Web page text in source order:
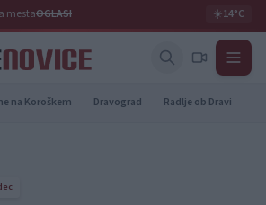
mestaOGLASI ☀️14°C
na Koroškem Dravograd Radlje ob Dravi